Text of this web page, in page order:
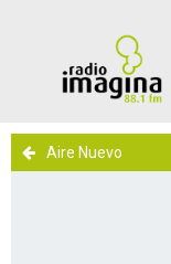
Aire Nuevo